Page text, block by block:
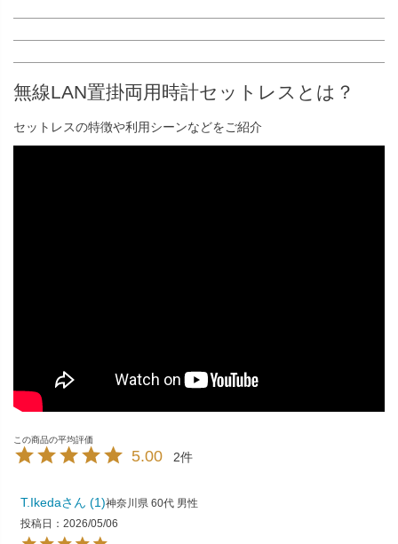
無線LAN置掛両用時計セットレスとは？
セットレスの特徴や利用シーンなどをご紹介
5.00 2
T.Ikeda 1 神奈川県 60代 男性
投稿日
2026/05/06